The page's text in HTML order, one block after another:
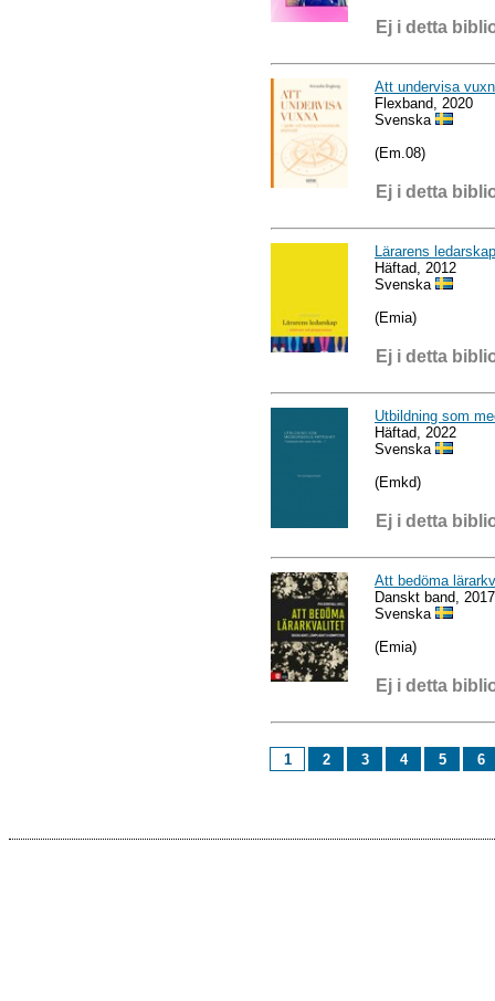
Ej i detta
Att undervisa
Flexband, 2020
Svenska
(Em.08)
Ej i detta
Lärarens
Häftad, 2012
Svenska
(Emia)
Ej i detta
Utbildning som
Häftad, 2022
Svenska
(Emkd)
Ej i detta
Att bedöma
Danskt band, 2017
Svenska
(Emia)
Ej i detta
1 2 3 4 5 6